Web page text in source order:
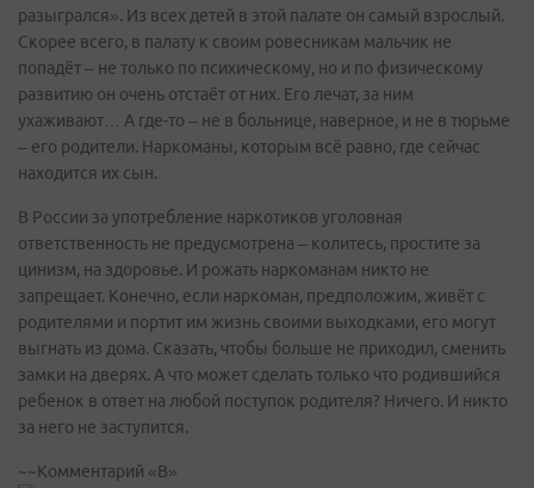
разыгрался». Из всех детей в этой палате он самый взрослый.
Скорее всего, в палату к своим ровесникам мальчик не
попадёт – не только по психическому, но и по физическому
развитию он очень отстаёт от них. Его лечат, за ним
ухаживают… А где-то – не в больнице, наверное, и не в тюрьме
– его родители. Наркоманы, которым всё равно, где сейчас
находится их сын.
В России за употребление наркотиков уголовная
ответственность не предусмотрена – колитесь, простите за
цинизм, на здоровье. И рожать наркоманам никто не
запрещает. Конечно, если наркоман, предположим, живёт с
родителями и портит им жизнь своими выходками, его могут
выгнать из дома. Сказать, чтобы больше не приходил, сменить
замки на дверях. А что может сделать только что родившийся
ребенок в ответ на любой поступок родителя? Ничего. И никто
за него не заступится.
~~Комментарий «В»